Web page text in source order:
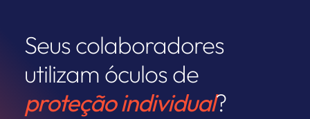
Seus colaboradores
utilizam óculos de
proteção individual?